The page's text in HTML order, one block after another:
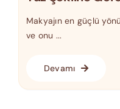
Makyajın en güçlü
ve onu ...
Devamı